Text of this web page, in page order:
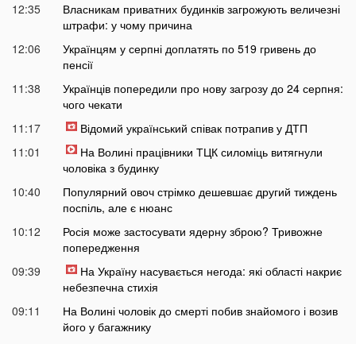
12:35
Власникам приватних будинків загрожують величезні
штрафи: у чому причина
12:06
Українцям у серпні доплатять по 519 гривень до
пенсії
11:38
Українців попередили про нову загрозу до 24 серпня:
чого чекати
11:17
Відомий український співак потрапив у ДТП
11:01
На Волині працівники ТЦК силоміць витягнули
чоловіка з будинку
10:40
Популярний овоч стрімко дешевшає другий тиждень
поспіль, але є нюанс
10:12
Росія може застосувати ядерну зброю? Тривожне
попередження
09:39
На Україну насувається негода: які області накриє
небезпечна стихія
09:11
На Волині чоловік до смерті побив знайомого і возив
його у багажнику